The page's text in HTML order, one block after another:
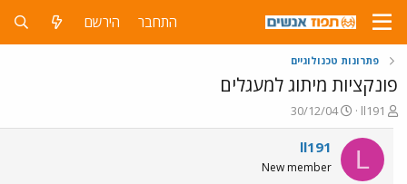
התחבר הירשם
פתרונות טכנולוגיים
פונקציות מיתוג למעגלים
פ
ו
ת
ח
ה
ll191
פ
ו
30/12/04
L
ll191
New member